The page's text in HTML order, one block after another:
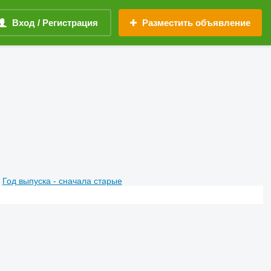
Вход / Регистрация Разместить объявление
Год выпуска - сначала старые